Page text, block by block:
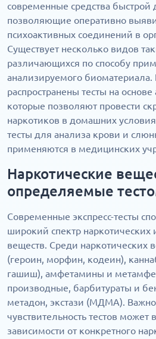
современные средства быстрой
позволяющие оперативно
психоактивных соединений в
Существует несколько видов
различающихся по способу
анализируемого
распространены тесты на
которые позволяют провести
наркотиков в домашних
тесты для анализа крови и
применяются в медицинских
Наркотические
определяемые
Современные экспресс-тесты
широкий спектр наркотических
веществ. Среди наркотических
(героин, морфин, кодеин),
гашиш), амфетамины и
производные, барбитураты и
метадон, экстази (МДМА). Важно
чувствительность тестов может
зависимости от конкретного